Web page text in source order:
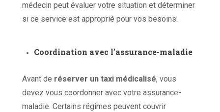
médecin peut évaluer votre situation et déterminer
si ce service est approprié pour vos besoins.
Coordination avec l’assurance-maladie
Avant de réserver un taxi médicalisé, vous
devez vous coordonner avec votre assurance-
maladie. Certains régimes peuvent couvrir